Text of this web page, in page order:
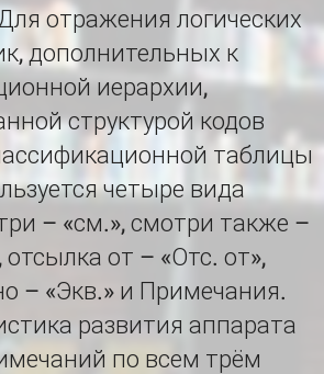
отражения логических
дополнительных к
иерархии,
структурой кодов
таблицы
четыре вида
– «см.», смотри также –
от – «Отс. от»,
– «Экв.» и Примечания.
развития аппарата
по всем трём